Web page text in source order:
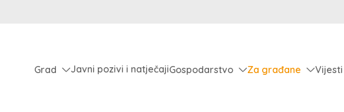
Grad Javni pozivi i natječajiGospodarstvo Za građane Vijesti